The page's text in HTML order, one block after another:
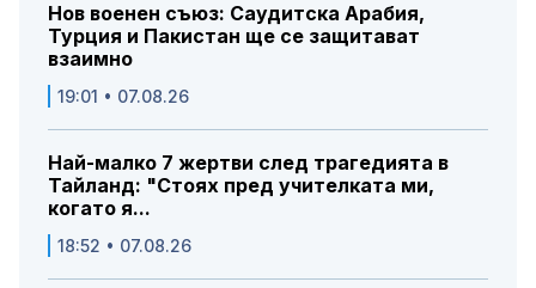
Нов военен съюз: Саудитска Арабия,
Турция и Пакистан ще се защитават
взаимно
19:01 • 07.08.26
Най-малко 7 жертви след трагедията в
Тайланд: "Стоях пред учителката ми,
когато я...
18:52 • 07.08.26